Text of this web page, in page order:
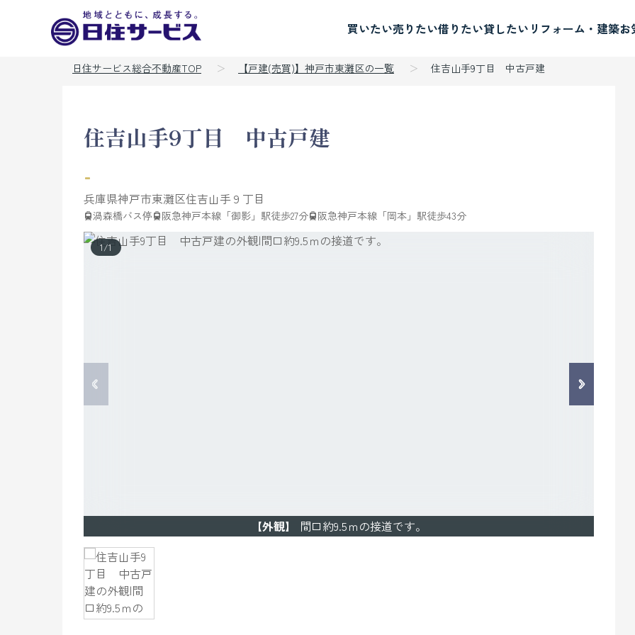
買いたい売りたい借りたい貸したい リフォーム・建築お
日住サービス総合不動産TOP 【戸建(売買)】神戸市東灘区の一覧 住吉山手9丁目 中古戸建
住吉山手9丁目 中古戸建
-
兵庫県神戸市東灘区住吉山手９丁目
渦森橋バス停 阪急神戸本線「御影」駅徒歩27分 阪急神戸本線「岡本」駅徒歩43分
1/1
【外観】 間口約9.5ｍの接道です。